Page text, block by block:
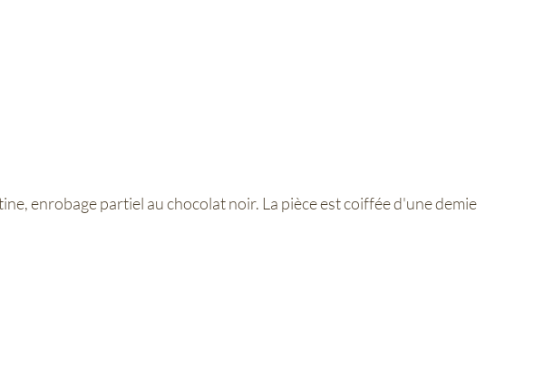
enrobage partiel au chocolat noir. La pièce est coiffée d'une demie